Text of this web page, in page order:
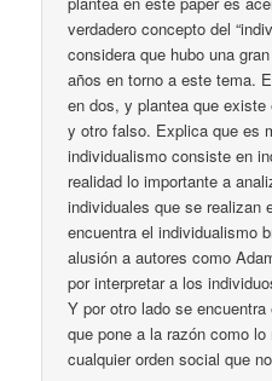
verdadero concepto del
considera que hubo una
años en torno a este tema.
en dos, y plantea que
y otro falso. Explica que es
individualismo consiste en
realidad lo importante a
individuales que se realizan
encuentra el individualismo
alusión a autores como
por interpretar a los
Y por otro lado se
que pone a la razón como
cualquier orden social que